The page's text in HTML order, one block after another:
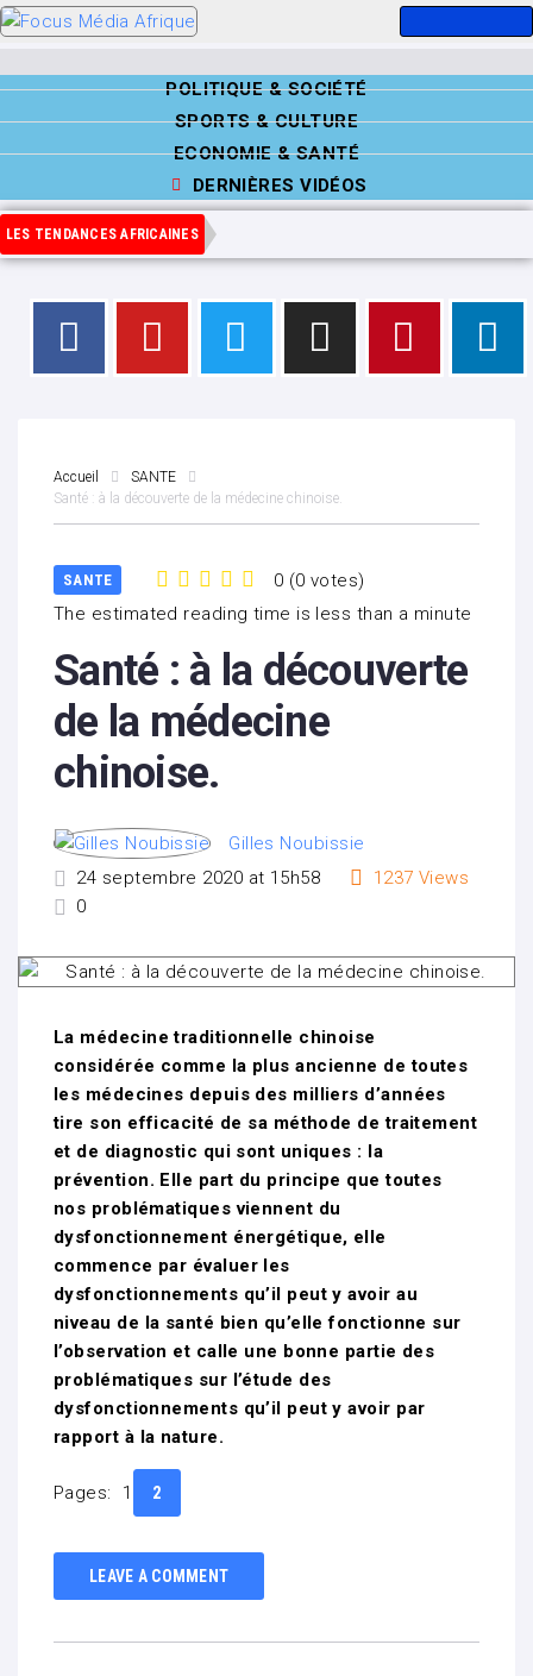
POLITIQUE & SOCIÉTÉ
SPORTS & CULTURE
ECONOMIE & SANTÉ
DERNIÈRES VIDÉOS
LES TENDANCES AFRICAINES
Accueil
SANTE
Santé : à la découverte de la médecine chinoise.
SANTE 0 (0 votes)
The estimated reading time is less than a minute
Santé : à la découverte
de la médecine
chinoise.
Gilles Noubissie
24 septembre 2020 at 15h58
1237 Views
0
La médecine traditionnelle chinoise
considérée comme la plus ancienne de toutes
les médecines depuis des milliers d’années
tire son efficacité de sa méthode de traitement
et de diagnostic qui sont uniques : la
prévention. Elle part du principe que toutes
nos problématiques viennent du
dysfonctionnement énergétique, elle
commence par évaluer les
dysfonctionnements qu’il peut y avoir au
niveau de la santé bien qu’elle fonctionne sur
l’observation et calle une bonne partie des
problématiques sur l’étude des
dysfonctionnements qu’il peut y avoir par
rapport à la nature.
Pages: 1 2
LEAVE A COMMENT